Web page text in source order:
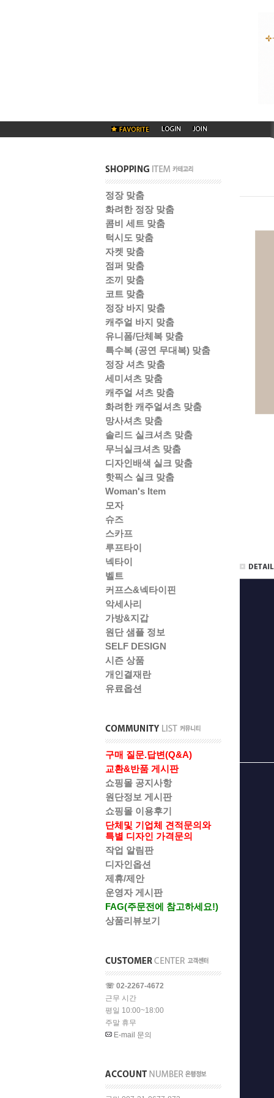
정장 맞춤
화려한 정장 맞춤
콤비 세트 맞춤
턱시도 맞춤
자켓 맞춤
점퍼 맞춤
조끼 맞춤
코트 맞춤
정장 바지 맞춤
캐주얼 바지 맞춤
유니폼/단체복 맞춤
특수복 (공연 무대복) 맞춤
정장 셔츠 맞춤
세미셔츠 맞춤
캐주얼 셔츠 맞춤
화려한 캐주얼셔츠 맞춤
망사셔츠 맞춤
솔리드 실크셔츠 맞춤
무늬실크셔츠 맞춤
디자인배색 실크 맞춤
핫픽스 실크 맞춤
Woman's Item
모자
슈즈
스카프
루프타이
넥타이
벨트
커프스&넥타이핀
악세사리
가방&지갑
원단 샘플 정보
SELF DESIGN
시즌 상품
개인결재란
유료옵션
구매 질문.답변(Q&A)
교환&반품 게시판
쇼핑몰 공지사항
원단정보 게시판
쇼핑몰 이용후기
단체및 기업체 견적문의와
특별 디자인 가격문의
작업 알림판
디자인옵션
제휴/제안
운영자 게시판
FAG(주문전에 참고하세요!)
상품리뷰보기
☏ 02-2267-4672
근무 시간
평일 10:00~18:00
주말 휴무
E-mail 문의